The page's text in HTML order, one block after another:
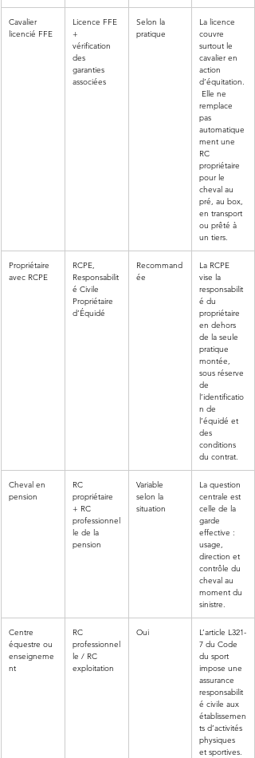
Cavalier
licencié FFE
Licence FFE
+
vérification
des
garanties
associées
Selon la
pratique
La licence
couvre
surtout le
cavalier en
action
d’équitation.
Elle ne
remplace
pas
automatique
ment une
RC
propriétaire
pour le
cheval au
pré, au box,
en transport
ou prêté à
un tiers.
Propriétaire
avec RCPE
RCPE,
Responsabilit
é Civile
Propriétaire
d’Équidé
Recommand
ée
La RCPE
vise la
responsabilit
é du
propriétaire
en dehors
de la seule
pratique
montée,
sous réserve
de
l’identificatio
n de
l’équidé et
des
conditions
du contrat.
Cheval en
pension
RC
propriétaire
+ RC
professionnel
le de la
pension
Variable
selon la
situation
La question
centrale est
celle de la
garde
effective :
usage,
direction et
contrôle du
cheval au
moment du
sinistre.
Centre
équestre ou
enseigneme
nt
RC
professionnel
le / RC
exploitation
Oui
L’article L321-
7 du Code
du sport
impose une
assurance
responsabilit
é civile aux
établissemen
ts d’activités
physiques
et sportives.